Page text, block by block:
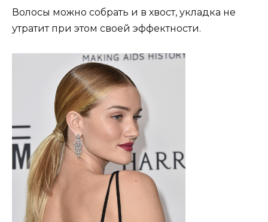
Волосы можно собрать и в хвост, укладка не
утратит при этом своей эффектности.